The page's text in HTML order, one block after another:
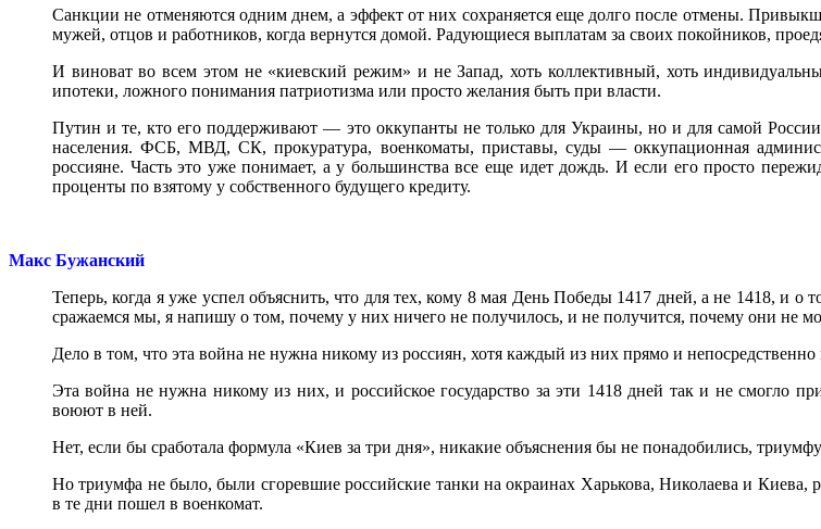
Санкции не отменяются одним днем, а эффект от них сохраняется еще долго после отмены.
мужей, отцов и работников, когда вернутся домой. Радующиеся выплатам за своих покойников,
И виноват во всем этом не «киевский режим» и не Запад, хоть коллективный, хоть
ипотеки, ложного понимания патриотизма или просто желания быть при власти.
Путин и те, кто его поддерживают — это оккупанты не только для Украины, но и для самой
населения. ФСБ, МВД, СК, прокуратура, военкоматы, приставы, суды — оккупационная
россияне. Часть это уже понимает, а у большинства все еще идет дождь. И если его просто
проценты по взятому у собственного будущего кредиту.
Макс Бужанский
Теперь, когда я уже успел объяснить, что для тех, кому 8 мая День Победы 1417 дней, а не 1418, и о
сражаемся мы, я напишу о том, почему у них ничего не получилось, и не получится, почему они не
Дело в том, что эта война не нужна никому из россиян, хотя каждый из них прямо и
Эта война не нужна никому из них, и российское государство за эти 1418 дней так и не смогло
воюют в ней.
Нет, если бы сработала формула «Киев за три дня», никакие объяснения бы не понадобились,
Но триумфа не было, были сгоревшие российские танки на окраинах Харькова, Николаева и
в те дни пошел в военкомат.